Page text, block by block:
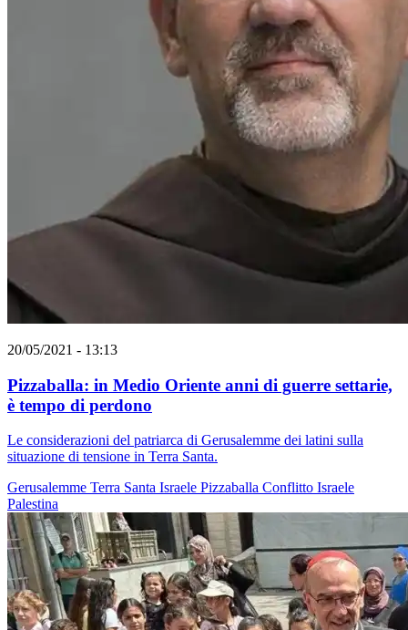
20/05/2021 - 13:13
Pizzaballa: in Medio Oriente anni di guerre settarie,
è tempo di perdono
Le considerazioni del patriarca di Gerusalemme dei latini sulla
situazione di tensione in Terra Santa.
Gerusalemme Terra Santa Israele Pizzaballa Conflitto Israele
Palestina